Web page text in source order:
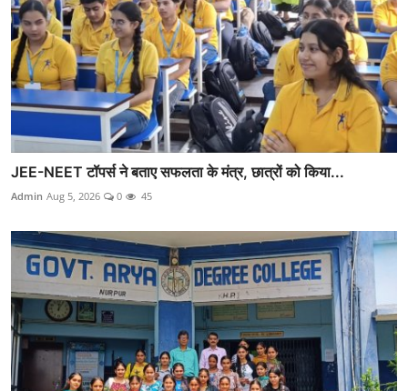
JEE-NEET टॉपर्स ने बताए सफलता के मंत्र, छात्रों को किया...
Admin Aug 5, 2026 0 45